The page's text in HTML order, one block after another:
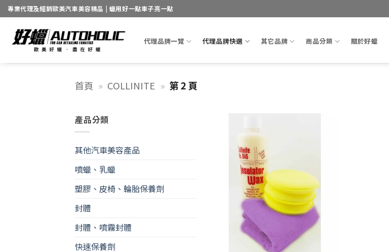
Skip
to
content
專業代理及經銷歐美汽車美容精品 | 蠟用好一點車子亮一點
代理品牌一覽 代理品牌快選 其它品牌 商品分類 關於好蠟
首頁 » COLLINITE » 第 2 頁
產品分類
其他汽車美容產品
噴蠟、乳蠟
塑膠、皮椅、輪胎保養劑
封體
封體、噴霧封體
快速保養劑